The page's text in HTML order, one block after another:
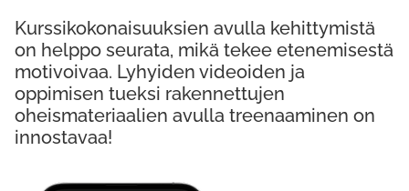
Kurssikokonaisuuksien avulla kehittymistä
on helppo seurata, mikä tekee etenemisestä
motivoivaa. Lyhyiden videoiden ja
oppimisen tueksi rakennettujen
oheismateriaalien avulla treenaaminen on
innostavaa!